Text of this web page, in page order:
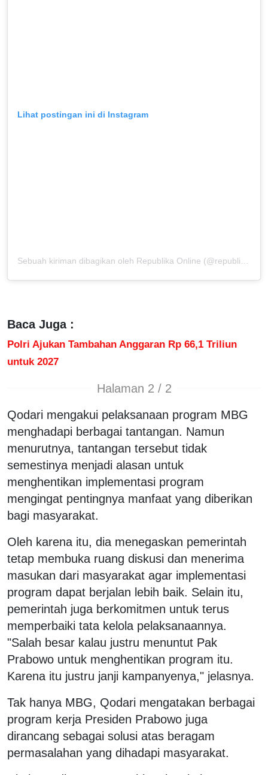
Lihat postingan ini di Instagram
Sebuah kiriman dibagikan oleh Republika Online (@republikaonline)
Baca Juga :
Polri Ajukan Tambahan Anggaran Rp 66,1 Triliun
untuk 2027
Halaman 2 / 2
Qodari mengakui pelaksanaan program MBG
menghadapi berbagai tantangan. Namun
menurutnya, tantangan tersebut tidak
semestinya menjadi alasan untuk
menghentikan implementasi program
mengingat pentingnya manfaat yang diberikan
bagi masyarakat.
Oleh karena itu, dia menegaskan pemerintah
tetap membuka ruang diskusi dan menerima
masukan dari masyarakat agar implementasi
program dapat berjalan lebih baik. Selain itu,
pemerintah juga berkomitmen untuk terus
memperbaiki tata kelola pelaksanaannya.
"Salah besar kalau justru menuntut Pak
Prabowo untuk menghentikan program itu.
Karena itu justru janji kampanyenya," jelasnya.
Tak hanya MBG, Qodari mengatakan berbagai
program kerja Presiden Prabowo juga
dirancang sebagai solusi atas beragam
permasalahan yang dihadapi masyarakat.